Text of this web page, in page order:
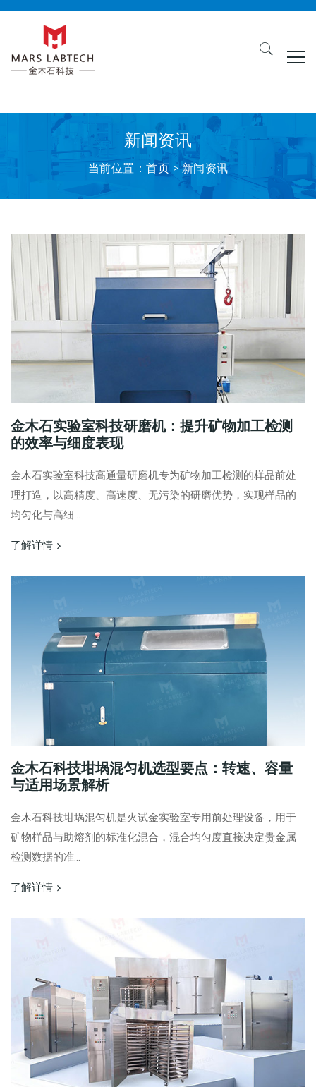
新闻资讯
当前位置： 首页 >新闻资讯
金木石实验室科技研磨机：提升矿物加工检测
的效率与细度表现
金木石实验室科技高通量研磨机专为矿物加工检测的样品前处
理打造，以高精度、高速度、无污染的研磨优势，实现样品的
均匀化与高细...
了解详情
金木石科技坩埚混匀机选型要点：转速、容量
与适用场景解析
金木石科技坩埚混匀机是火试金实验室专用前处理设备，用于
矿物样品与助熔剂的标准化混合，混合均匀度直接决定贵金属
检测数据的准...
了解详情